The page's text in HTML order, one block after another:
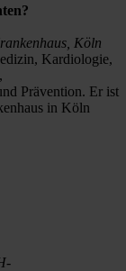
Köln
Kardiologie,
Prävention. Er ist
in Köln